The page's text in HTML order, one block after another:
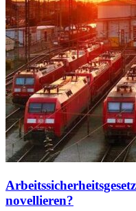
novellieren?